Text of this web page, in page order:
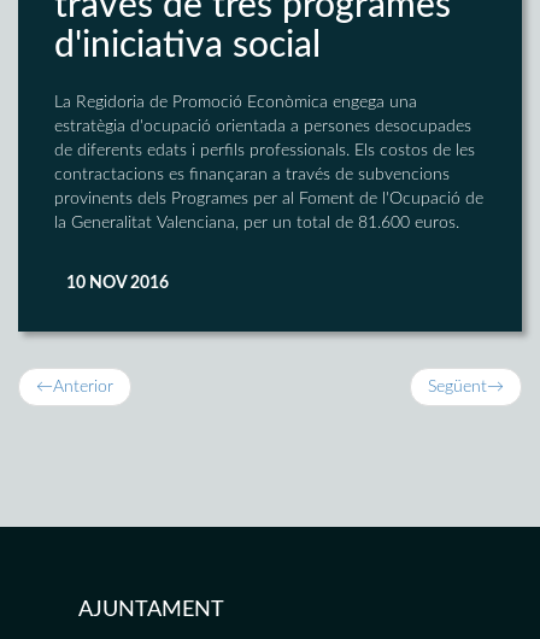
d'iniciativa social
La Regidoria de Promoció Econòmica engega una
estratègia d'ocupació orientada a persones desocupades
de diferents edats i perfils professionals. Els costos de les
contractacions es finançaran a través de subvencions
provinents dels Programes per al Foment de l'Ocupació de
la Generalitat Valenciana, per un total de 81.600 euros.
10 NOV 2016
←Anterior Següent→
AJUNTAMENT